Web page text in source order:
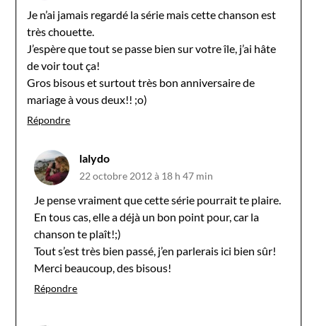
Je n’ai jamais regardé la série mais cette chanson est
très chouette.
J’espère que tout se passe bien sur votre île, j’ai hâte
de voir tout ça!
Gros bisous et surtout très bon anniversaire de
mariage à vous deux!! ;o)
Répondre
lalydo
22 octobre 2012 à 18 h 47 min
Je pense vraiment que cette série pourrait te plaire.
En tous cas, elle a déjà un bon point pour, car la
chanson te plaît!;)
Tout s’est très bien passé, j’en parlerais ici bien sûr!
Merci beaucoup, des bisous!
Répondre